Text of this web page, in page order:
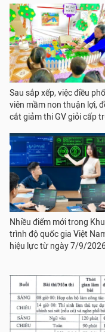
Sau sắp xếp, việc điều
viên mầm non thuận lợi,
cắt giảm thi GV giỏi cấp
Nhiều điểm mới trong
trình độ quốc gia Việt
hiệu lực từ ngày 7/9/